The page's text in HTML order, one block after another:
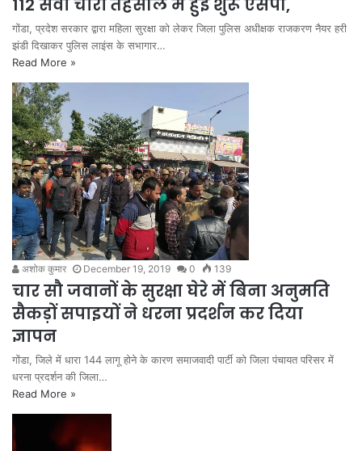
112 सेवा चारों तहसील में हुई शुरू एसपी,
गोंडा, प्रदेश सरकार द्वारा महिला सुरक्षा को लेकर जिला पुलिस अधीक्षक राजकरण नैयर हरी
झंडी दिखाकर पुलिस लाइंस के सभागार…
Read More »
अशोक कुमार December 19, 2019 0 139
चार सौ जवानों के सुरक्षा घेरे में बिना अनुमति
सैकड़ों सपाइयों ने धरना प्रदर्शन कर दिया
ज्ञापन
गोंडा, जिले में धारा 144 लागू होने के कारण समाजवादी पार्टी को जिला पंचायत परिसर में
धरना प्रदर्शन की जिला…
Read More »